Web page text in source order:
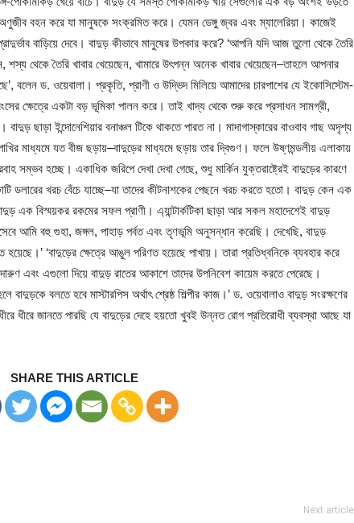
বহন করে যা মানুষকে সংক্রমিত করে। যেমন ডেঙ্গু জ্বর এবং ম্যালেরিয়া। কাজেই
বাড়িয়ে দেবে। বাদুড় কীভাবে মানুষের উপকার করে? ‘আপনি যদি আজ তুলো থেকে তৈরি
থেকে তৈরি খাবার খেয়েছেন, খামারে উৎপন্ন অনেক খাবার খেয়েছেন–তাহলে আপনার
বলেন ড. ওয়েবালা। প্রকৃতি, প্রাণী ও উদ্ভিদ মিলিয়ে আমাদের চারপাশের যে ইকোসিস্টেম-
ক্ষেত্রে একটা বড় ভূমিকা পালন করে। তাই খাদ্য থেকে শুরু করে প্রসাধন সামগ্রী,
ছাড়া ইন্দোনেশিয়ার বনাঞ্চল টিকে থাকতে পারত না। মাদাগাস্কারের বাওবাব গাছ অদৃশ্য
মাধ্যমে যত বীজ ছড়ায়–বাদুড়ের মাধ্যমে ছড়ায় তার দ্বিগুণ। ফলে উষ্ণমন্ডলীয় এলাকায়
সম্ভব হচ্ছে। একাধিক জরিপে দেখা দেখা গেছে, শুধু মার্কিন যুক্তরাষ্ট্রেই বাদুড়ের কারণে
ডলারের খরচ বেঁচে যাচ্ছে–যা তাদের কীটনাশকের পেছনে খরচ করতে হতো। বাদুড় কেন এক
এক বিস্ময়কর রকমের সফল প্রাণী। এ্যান্টার্কটিকা ছাড়া আর সকল মহাদেশেই বাদুড়
আমি বহু গুহা, জঙ্গল, পাহাড় পর্বত এবং তৃণভূমি অনুসন্ধান করেছি। দেখেছি, বাদুড়
হয়েছে।’ ‘বাদুড়ের ক্ষেত্রে আঙুল পরিণত হয়েছে পাখায়। তারা প্রতিধ্বনিকে ব্যবহার করে
এবং এগুলো দিয়ে বাদুড় রাতের আকাশে তাদের উপনিবেশ কায়েম করতে পেরেছে।
বাদুড়কে বলতে হবে মাস্টারপিস অর্থাৎ শ্রেষ্ঠ শিল্পীর কাজ।’ ড. ওয়েবালাও বাদুড় সংরক্ষণের
ধীরে জানতে পারছি যে বাদুড়ের দেহে হয়তো খুবই উন্নত রোগ প্রতিরোধী ব্যবস্থা আছে যা
SHARE THIS ARTICLE
Next article